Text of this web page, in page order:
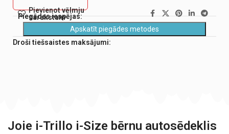
Pievienot vēlmju
sarakstam
Piegādes iespējas:
Apskatīt piegādes metodes
Droši tiešsaistes maksājumi:
Joie i-Trillo i-Size bērnu autosēdeklis